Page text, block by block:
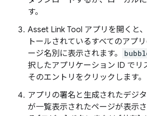
す。
Asset Link Tool アプリを開くと
トールされているすべてのアプ
ージ名別に表示されます。
択したアプリケーション ID でリ
そのエントリをクリックします。
アプリの署名と生成されたデジ
が一覧表示されたページが表示